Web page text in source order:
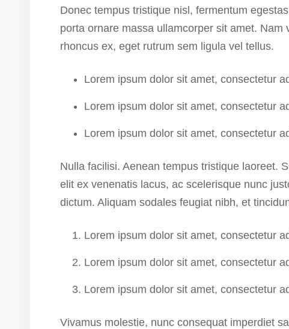
Donec tempus tristique nisl, fermentum
porta ornare massa ullamcorper sit amet.
rhoncus ex, eget rutrum sem ligula vel tellus.
Lorem ipsum dolor sit amet, consectetur
Lorem ipsum dolor sit amet, consectetur
Lorem ipsum dolor sit amet, consectetur
Nulla facilisi. Aenean tempus tristique laoreet.
elit ex venenatis lacus, ac scelerisque nunc
dictum. Aliquam sodales feugiat nibh, et
Lorem ipsum dolor sit amet, consectetur
Lorem ipsum dolor sit amet, consectetur
Lorem ipsum dolor sit amet, consectetur
Vivamus molestie, nunc consequat imperdiet